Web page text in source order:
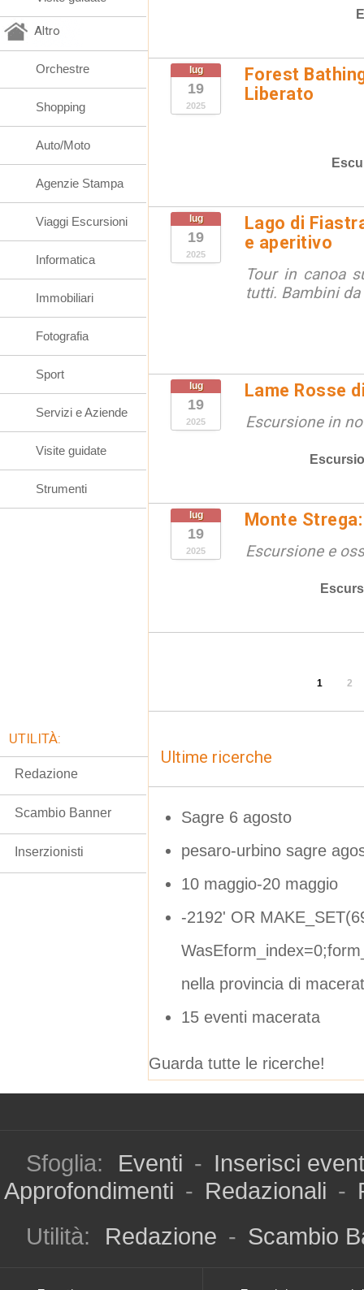
lug
19
2025
Forest
Liberato
lug
19
2025
Lago di
e aperitivo
Tour in canoa
tutti. Bambini
lug
19
2025
Lame Rosse
Escursione in
lug
19
2025
Monte
Escursione e
1 2
Ultime ricerche
Sagre 6 agosto
pesaro-urbino sagre
10 maggio-20 maggio
-2192' OR
nella provincia di
15 eventi macerata
Guarda tutte le ricerche!
Altro
Orchestre
Shopping
Auto/Moto
Agenzie Stampa
Viaggi Escursioni
Informatica
Immobiliari
Fotografia
Sport
Servizi e Aziende
Visite guidate
Strumenti
UTILITÀ:
Redazione
Scambio Banner
Inserzionisti
Sfoglia: Eventi - Inserisci
Approfondimenti - Redazionali -
Utilità:
Redazione - Scambio